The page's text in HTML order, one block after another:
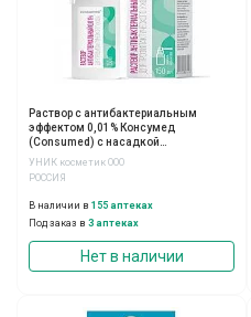
Раствор с антибактериальным
эффектом 0,01% Консумед
(Consumed) с насадкой
распылителем, 150мл
УНИК косметик ООО
РОССИЯ
В наличии в 155 аптеках
Под заказ в 3 аптеках
Нет в наличии